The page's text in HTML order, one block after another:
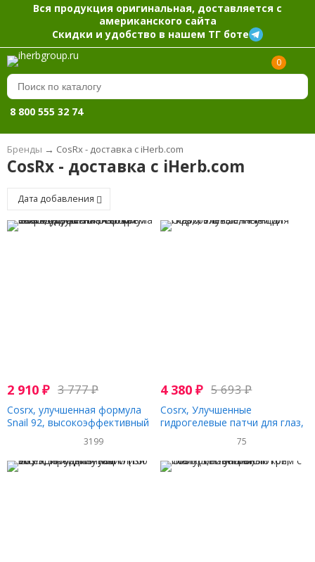
Вся продукция оригинальная, доставляется с
американского сайта
Скидки и удобство в нашем ТГ боте
0
8 800 555 32 74
Бренды → CosRx - доставка с iHerb.com
CosRx - доставка с iHerb.com
Дата добавления
2 910 ₽ 3 777₽
Cosrx, улучшенная формула
Snail 92, высокоэффективный
крем 'все в одном' на основе
секреции улиток, 100 мл
3199
4 380₽ 5 693₽
Cosrx, Улучшенные
гидрогелевые патчи для глаз,
60 шт., 3,17 унции
75